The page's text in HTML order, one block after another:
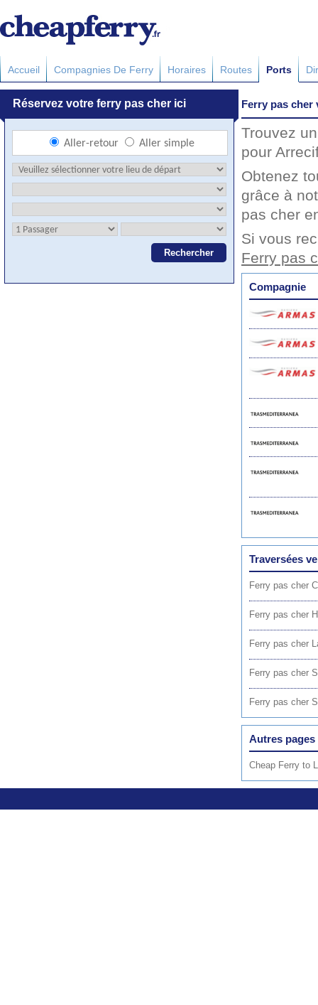
Accueil Compagnies De Ferry Horaires Routes Ports
Ferry pas cher
Trouvez
pour
Obtenez
grâce à
pas cher
Si vous
Ferry pas
Compagnie
Traversées
Ferry pas cher
Ferry pas cher
Ferry pas cher
Ferry pas cher
Ferry pas cher
Autres pages
Cheap Ferry to